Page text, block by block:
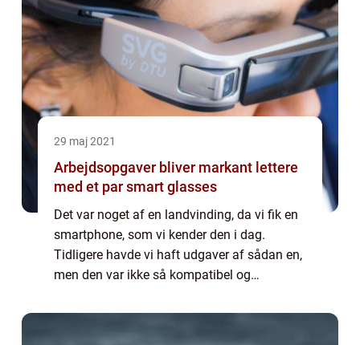
29 maj 2021
Arbejdsopgaver bliver markant lettere
med et par smart glasses
Det var noget af en landvinding, da vi fik en
smartphone, som vi kender den i dag.
Tidligere havde vi haft udgaver af sådan en,
men den var ikke så kompatibel og
benyttede den, og teknologien ikke var ud...